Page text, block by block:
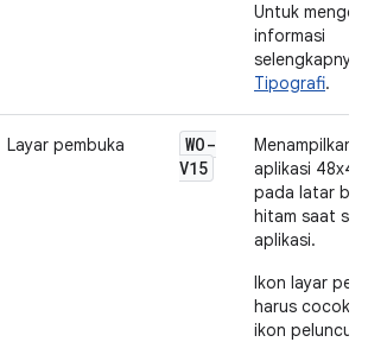
Untuk
informasi
Tipografi.
Layar pembuka
WO-
V15
Menampilkan
aplikasi
pada latar
hitam saat
aplikasi.
Ikon layar
harus cocok
ikon peluncur